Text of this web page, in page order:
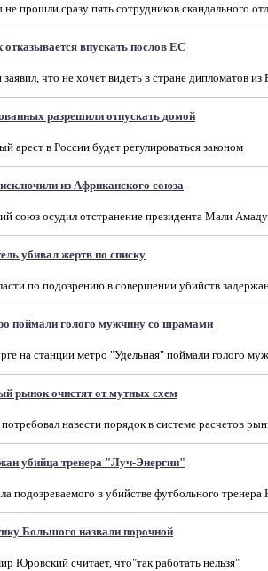
прошли сразу пять сотрудников скандального
впускать послов ЕС
что не хочет видеть в стране дипломатов из
разрешили отпускать домой
арест в России будет регулироваться законом
из Африканского союза
союз осудил отстранение президента Мали
убивал жертв по списку
по подозрению в совершении убийств
поймали голого мужчину со шрамами
на станции метро "Удельная" поймали голого
рынок очистят от мутных схем
навести порядок в системе расчетов
убийца тренера "Луч-Энергии"
подозреваемого в убийстве футбольного
Большого назвали порочной
Юровский считает, что"так работать нельзя"